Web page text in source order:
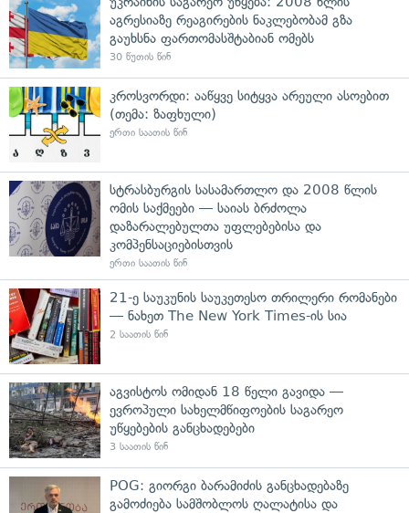
აგრესიაზე რეაგირების ნაკლებობამ გზა
გაუხსნა ფართომასშტაბიან ომებს
30 წუთის წინ
კროსვორდი: ააწყვე სიტყვა არეული ასოებით
(თემა: ზაფხული)
ერთი საათის წინ
სტრასბურგის სასამართლო და 2008 წლის
ომის საქმეები — საიას ბრძოლა
დაზარალებულთა უფლებებისა და
კომპენსაციებისთვის
ერთი საათის წინ
21-ე საუკუნის საუკეთესო თრილერი რომანები
— ნახეთ The New York Times-ის სია
2 საათის წინ
აგვისტოს ომიდან 18 წელი გავიდა —
ევროპული სახელმწიფოების საგარეო
უწყებების განცხადებები
3 საათის წინ
POG: გიორგი ბარამიძის განცხადებაზე
გამოძიება სამშობლოს ღალატისა და